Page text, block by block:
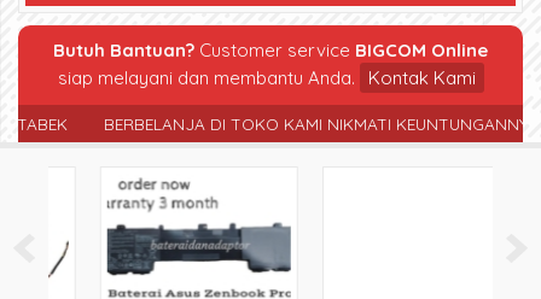
Butuh Bantuan? Customer service BIGCOM Online
siap melayani dan membantu Anda.
Kontak Kami
BERBELANJA DI TOKO KAMI NIKMATI KEUNTUNGANNYA